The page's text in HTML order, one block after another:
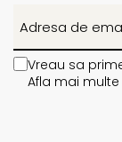
Vreau sa
Afla mai multe